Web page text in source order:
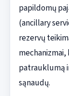
papildomų
(ancillary
rezervų
patrauklumą
sąnaudų.